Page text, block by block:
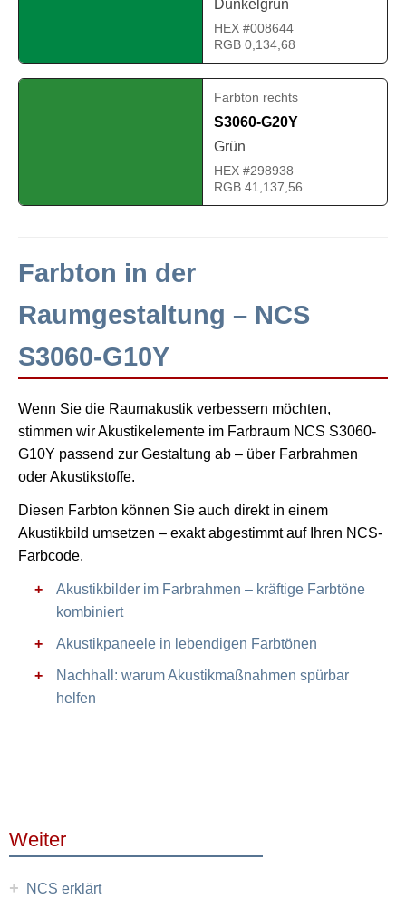
Dunkelgrün
HEX #008644
RGB 0,134,68
Farbton rechts
S3060-G20Y
Grün
HEX #298938
RGB 41,137,56
Farbton in der
Raumgestaltung – NCS
S3060-G10Y
Wenn Sie die Raumakustik verbessern möchten,
stimmen wir Akustikelemente im Farbraum NCS S3060-
G10Y passend zur Gestaltung ab – über Farbrahmen
oder Akustikstoffe.
Diesen Farbton können Sie auch direkt in einem
Akustikbild umsetzen – exakt abgestimmt auf Ihren NCS-
Farbcode.
Akustikbilder im Farbrahmen – kräftige Farbtöne
kombiniert
Akustikpaneele in lebendigen Farbtönen
Nachhall: warum Akustikmaßnahmen spürbar
helfen
Weiter
+ NCS erklärt